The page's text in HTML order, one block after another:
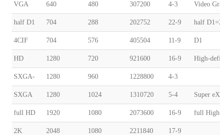
VGA 640 480 307200 4-3 Video
half D1 704 288 202752 22-9 half
4CIF 704 576 405504 11-9 D1
HD 1280 720 921600 16-9 High-
SXGA- 1280 960 1228800 4-3
SXGA 1280 1024 1310720 5-4 Super
full HD 1920 1080 2073600 16-9 full
2K 2048 1080 2211840 17-9